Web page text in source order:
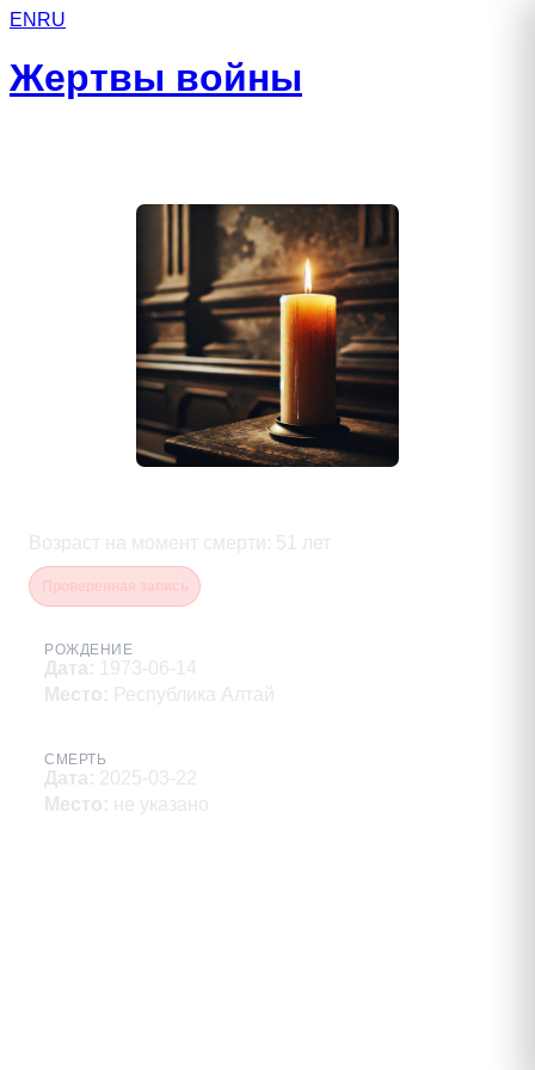
EN RU
Жертвы войны
Возраст на момент смерти : 51 лет
РОЖДЕНИЕ
Дата: 1973-06-14
Место: Республика Алтай
СМЕРТЬ
Дата: 2025-03-22
Место: не указано